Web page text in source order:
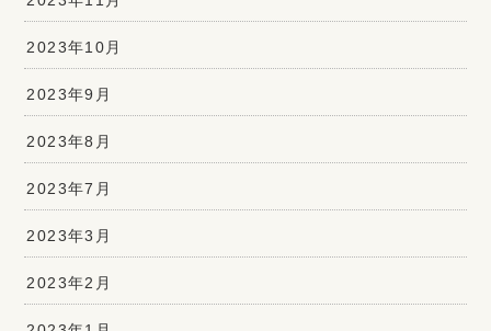
2023年10月
2023年9月
2023年8月
2023年7月
2023年3月
2023年2月